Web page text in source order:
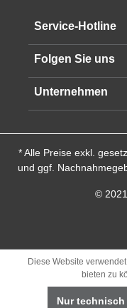
Service-Hotline
Folgen Sie uns
Unternehmen
* Alle Preise exkl.
und ggf.
©
Diese Website
bieten zu
Nur